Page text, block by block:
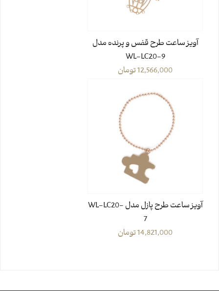
آویز ساعت طرح قفس و پرنده مدل
WL-LC20-9
12,566,000تومان
آویز ساعت طرح پازل مدل WL-LC20-
7
14,821,000تومان